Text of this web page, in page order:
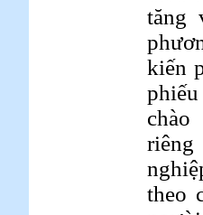
tăng
kiến
riêng
theo